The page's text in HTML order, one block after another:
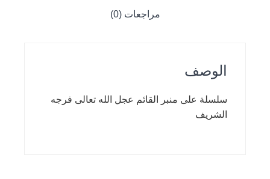
مراجعات (0)
الوصف
سلسلة على منبر القائم عجل الله تعالى فرجه
الشريف